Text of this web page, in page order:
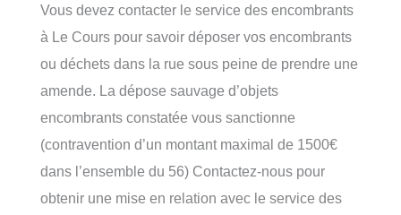
Vous devez contacter le service des encombrants
à Le Cours pour savoir déposer vos encombrants
ou déchets dans la rue sous peine de prendre une
amende. La dépose sauvage d’objets
encombrants constatée vous sanctionne
(contravention d’un montant maximal de 1500€
dans l’ensemble du 56) Contactez-nous pour
obtenir une mise en relation avec le service des